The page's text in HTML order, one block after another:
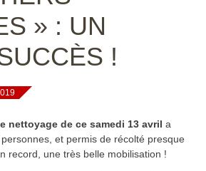
» : UN
!
nettoyage de ce samedi 13 avril a
et permis de récolté presque
record, une très belle mobilisation !